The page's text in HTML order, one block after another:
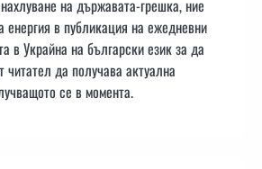
на държавата-грешка, ние
енергия в публикация на ежедневни
в Украйна на български език за да
читател да получава актуална
се в момента.